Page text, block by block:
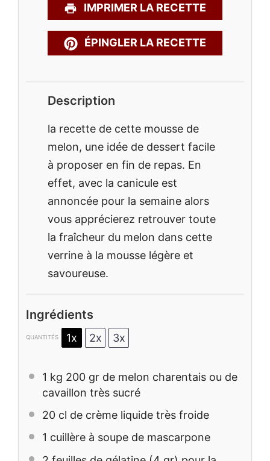
IMPRIMER LA RECETTE
ÉPINGLER LA RECETTE
Description
la recette de cette mousse de
melon, une idée de dessert facile
à proposer en fin de repas. En
effet, avec la canicule est
annoncée pour la semaine alors
vous apprécierez retrouver toute
la fraîcheur du melon dans cette
verrine à la mousse légère et
savoureuse.
Ingrédients
QUANTITÉS 1x 2x 3x
1 kg 200 gr de melon charentais ou de
cavaillon très sucré
20 cl de crème liquide très froide
1 cuillère à soupe de mascarpone